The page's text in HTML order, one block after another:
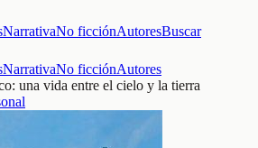
NarrativaNo ficciónAutoresBuscar
NarrativaNo ficciónAutores
una vida entre el cielo y la tierra